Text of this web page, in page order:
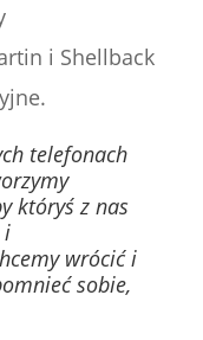
i Shellback
telefonach
któryś z nas
i
wrócić i
sobie,